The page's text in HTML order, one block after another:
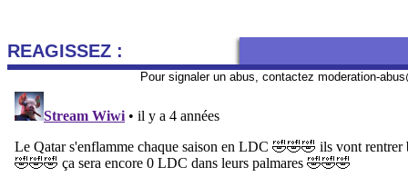
REAGISSEZ :
Pour signaler un abus, contactez moderation-